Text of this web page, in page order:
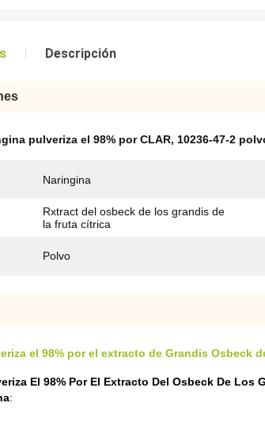
Descripción
pulveriza el 98% por CLAR, 10236-47-2
Naringina
Rxtract del osbeck de los grandis de
la fruta cítrica
Polvo
el 98% por el extracto de Grandis Osbeck
El 98% Por El Extracto Del Osbeck De Los
: